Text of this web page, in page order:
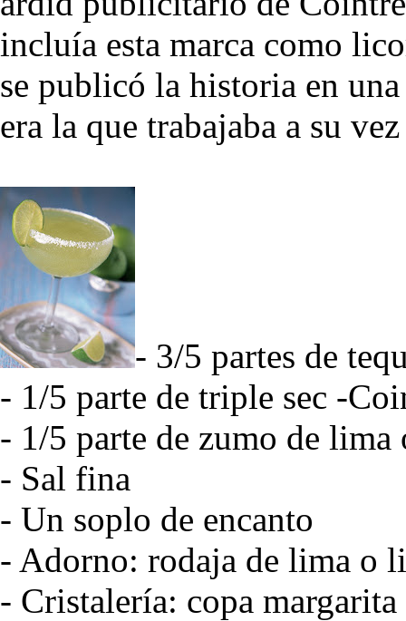
incluía esta marca como
se publicó la historia en
era la que trabajaba a su
- 3/5 partes de
- 1/5 parte de triple sec -
- 1/5 parte de zumo de
- Sal fina
- Un soplo de encanto
- Adorno: rodaja de lima o
- Cristalería: copa margarita